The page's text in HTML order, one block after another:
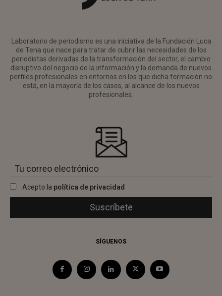
Laboratorio de periodismo es una iniciativa de la Fundación Luca
de Tena que nace para tratar de cubrir las necesidades de los
periodistas derivadas de la transformación del sector, el cambio
disruptivo del negocio de la información y la demanda de nuevos
perfiles profesionales en entornos en los que dicha formación no
está, en la mayoría de los casos, al alcance de los nuevos
profesionales.
Acepto la política de privacidad
SÍGUENOS